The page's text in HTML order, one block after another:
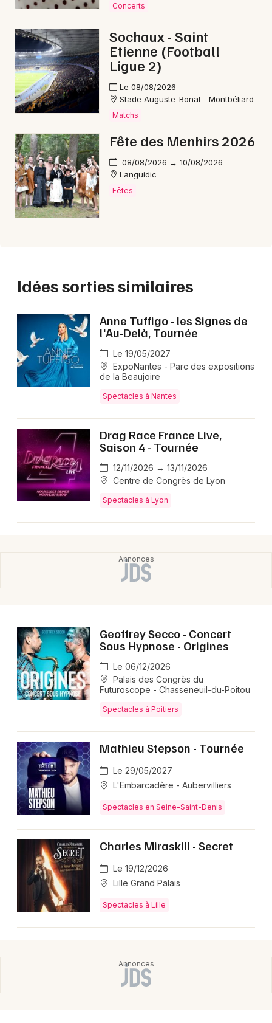
Concerts
Sochaux - Saint
Etienne (Football
Ligue 2)
Le 08/08/2026
Stade Auguste-Bonal - Montbéliard
Matchs
Fête des Menhirs 2026
08/08/2026 → 10/08/2026
Languidic
Fêtes
Idées sorties similaires
Anne Tuffigo - les Signes de
l'Au-Delà, Tournée
Le 19/05/2027
ExpoNantes - Parc des expositions
de la Beaujoire
Spectacles à Nantes
Drag Race France Live,
Saison 4 - Tournée
12/11/2026 → 13/11/2026
Centre de Congrès de Lyon
Spectacles à Lyon
Geoffrey Secco - Concert
Sous Hypnose - Origines
Le 06/12/2026
Palais des Congrès du
Futuroscope - Chasseneuil-du-Poitou
Spectacles à Poitiers
Mathieu Stepson - Tournée
Le 29/05/2027
L'Embarcadère - Aubervilliers
Spectacles en Seine-Saint-Denis
Charles Miraskill - Secret
Le 19/12/2026
Lille Grand Palais
Spectacles à Lille